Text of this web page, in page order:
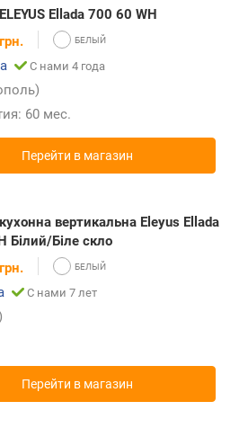
Ellada 700 60 WH
грн.
С нами 4 года
60 мес.
Перейти в магазин
вертикальна Eleyus Ellada
Білий/Біле скло
грн.
С нами 7 лет
Перейти в магазин